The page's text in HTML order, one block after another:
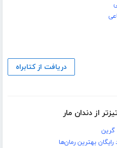
دریافت از کتابراه
گرین
رایگان بهترین رمان‌ها